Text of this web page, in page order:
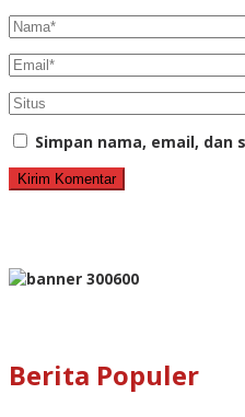
Simpan nama, email,
Berita Populer